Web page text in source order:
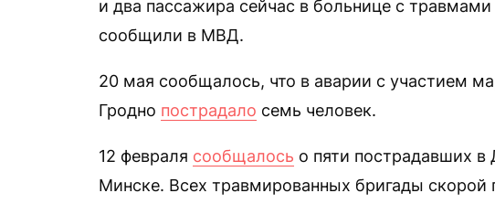
и два пассажира сейчас в больнице с
сообщили в МВД.
20 мая сообщалось, что в аварии с участием
Гродно пострадало семь человек.
12 февраля сообщалось о пяти пострадавших
Минске. Всех травмированных бригады